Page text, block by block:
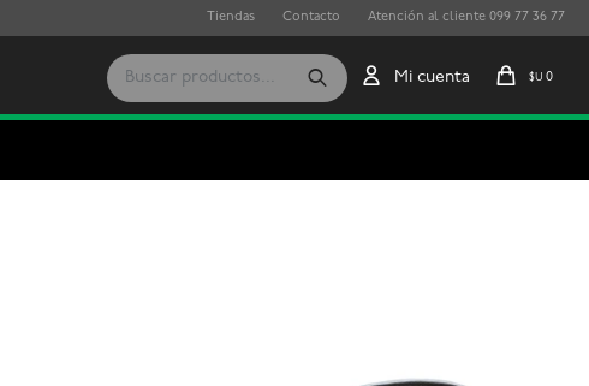
$U 0
Tiendas Contacto Atención al cliente 099 77 36 77